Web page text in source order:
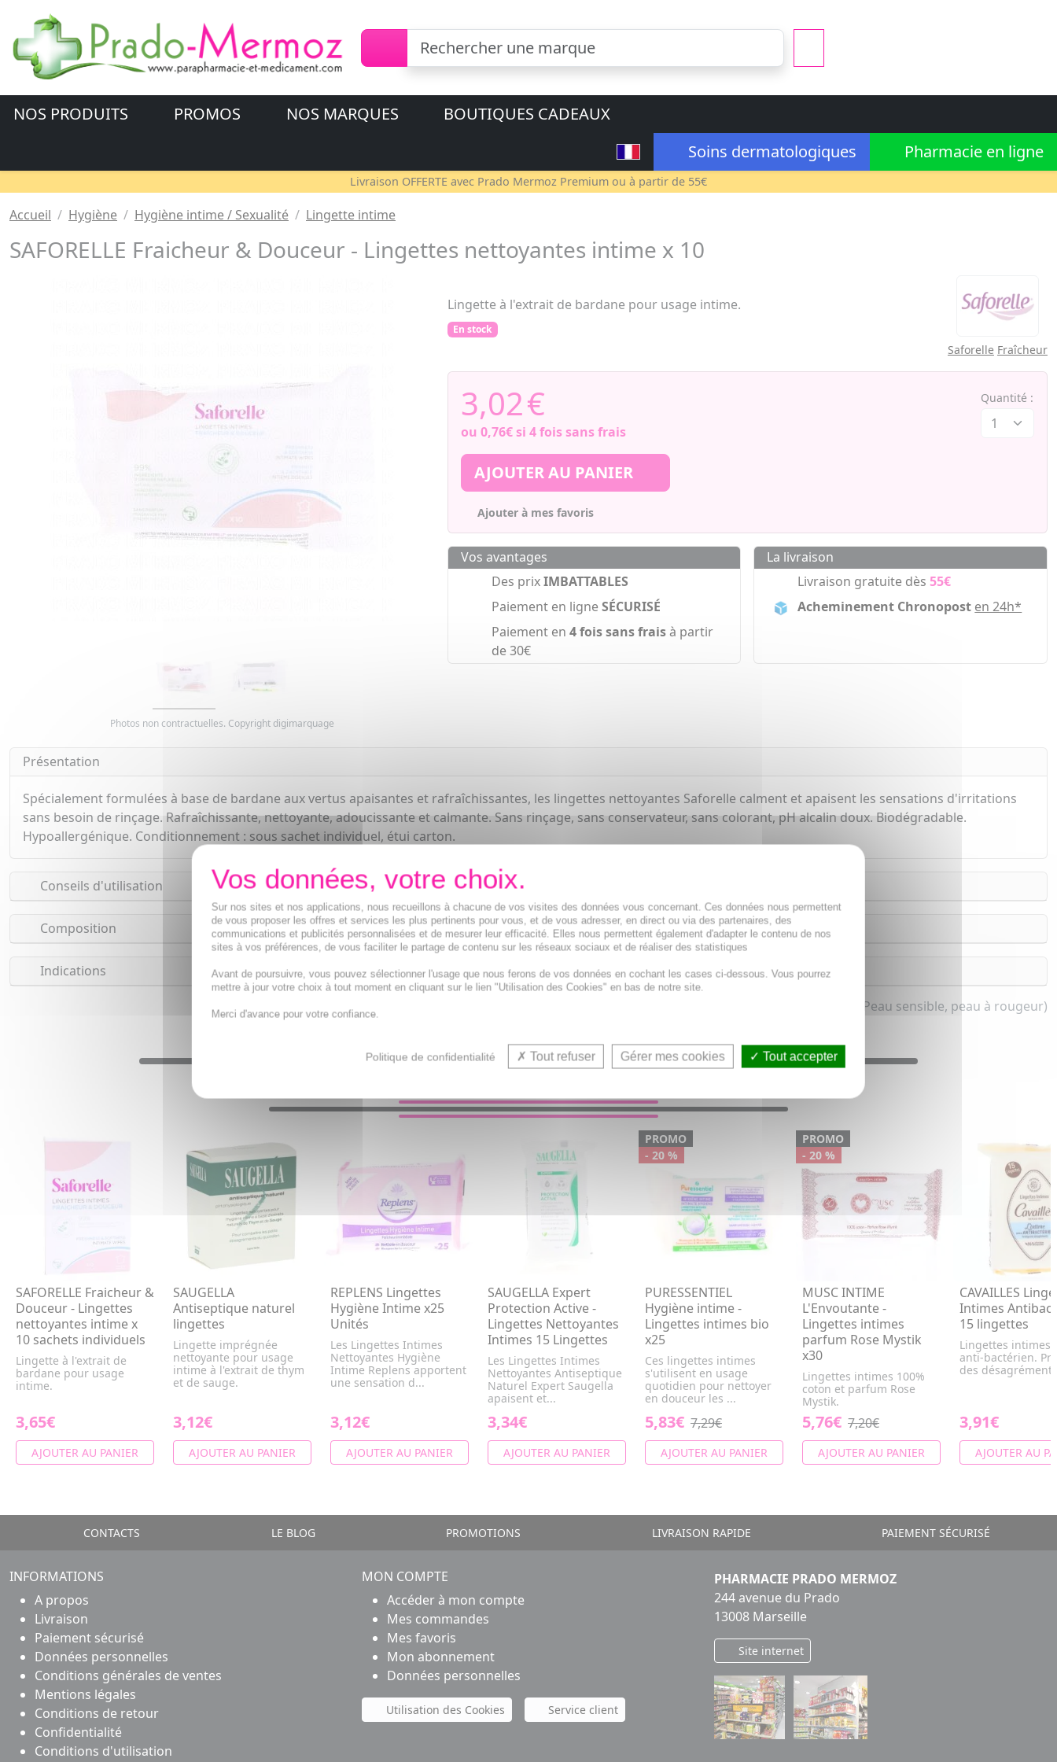
NOS PRODUITS PROMOS NOS MARQUES
BOUTIQUES CADEAUX
Soins dermatologiques
Pharmacie en ligne
Livraison OFFERTE avec Prado Mermoz Premium ou à partir de 55€
Accueil Hygiène Hygiène intime / Sexualité Lingette intime
SAFORELLE Fraicheur & Douceur - Lingettes nettoyantes intime x 10
Photos non contractuelles. Copyright digimarquage
Lingette à l'extrait de bardane pour usage intime.
En stock
Saforelle Fraîcheur
3,02€
ou 0,76€si 4 fois sans frais
Quantité :
AJOUTER AU PANIER
Ajouter à mes favoris
Vos avantages
Des prixIMBATTABLES
Paiement en ligneSÉCURISÉ
Paiement en 4 fois sans fraisà partir
de 30€
La livraison
Livraison gratuite dès55€
Acheminement Chronopost en 24h*
Présentation
Spécialement formulées à base de bardane aux vertus apaisantes et rafraîchissantes, les lingettes nettoyantes Saforelle calment et apaisent les sensations d'irritations
sans besoin de rinçage. Rafraîchissante, nettoyante, adoucissante et calmante. Sans rinçage, sans conservateur, sans colorant, pH alcalin doux. Biodégradable.
Hypoallergénique. Conditionnement : sous sachet individuel, étui carton.
Conseils d'utilisation
Composition
Indications
Lingette intime pour femme (Peau sensible, peau à rougeur)
SAFORELLE Fraicheur &
Douceur - Lingettes
nettoyantes intime x
10 sachets individuels
Lingette à l'extrait de
bardane pour usage
intime.
3,65€
AJOUTER AU PANIER
SAUGELLA
Antiseptique naturel
lingettes
Lingette imprégnée
nettoyante pour usage
intime à l'extrait de thym
et de sauge.
3,12€
AJOUTER AU PANIER
REPLENS Lingettes
Hygiène Intime x25
Unités
Les Lingettes Intimes
Nettoyantes Hygiène
Intime Replens apportent
une sensation d...
3,12€
AJOUTER AU PANIER
SAUGELLA Expert
Protection Active -
Lingettes Nettoyantes
Intimes 15 Lingettes
Les Lingettes Intimes
Nettoyantes Antiseptique
Naturel Expert Saugella
apaisent et...
3,34€
AJOUTER AU PANIER
PROMO
- 20 %
PURESSENTIEL
Hygiène intime -
Lingettes intimes bio
x25
Ces lingettes intimes
s'utilisent en usage
quotidien pour nettoyer
en douceur les ...
5,83€ 7,29€
AJOUTER AU PANIER
PROMO
- 20 %
MUSC INTIME
L'Envoutante -
Lingettes intimes
parfum Rose Mystik
x30
Lingettes intimes 100%
coton et parfum Rose
Mystik.
5,76€ 7,20€
AJOUTER AU PANIER
CAVAILLES
Intimes
15 lingettes
Lingettes intimes
anti-bactérien.
des désagréments
3,91€
AJOUTER AU
CONTACTS LE BLOG PROMOTIONS LIVRAISON RAPIDE PAIEMENT SÉCURISÉ
INFORMATIONS
A propos
Livraison
Paiement sécurisé
Données personnelles
Conditions générales de ventes
Mentions légales
Conditions de retour
Confidentialité
Conditions d'utilisation
MON COMPTE
Accéder à mon compte
Mes commandes
Mes favoris
Mon abonnement
Données personnelles
Utilisation des Cookies Service client
PHARMACIE PRADO MERMOZ
244 avenue du Prado
13008 Marseille
Site internet
Sur nos sites et nos applications, nous recueillons à chacune de vos visites des données vous concernant. Ces données nous permettent
de vous proposer les offres et services les plus pertinents pour vous, et de vous adresser, en direct ou via des partenaires, des
communications et publicités personnalisées et de mesurer leur efficacité. Elles nous permettent également d'adapter le contenu de nos
sites à vos préférences, de vous faciliter le partage de contenu sur les réseaux sociaux et de réaliser des statistiques
Avant de poursuivre, vous pouvez sélectionner l'usage que nous ferons de vos données en cochant les cases ci-dessous. Vous pourrez
mettre à jour votre choix à tout moment en cliquant sur le lien "Utilisation des Cookies" en bas de notre site.
Merci d'avance pour votre confiance.
Politique de confidentialité Tout refuser Gérer mes cookies Tout accepter